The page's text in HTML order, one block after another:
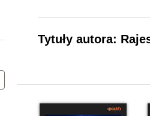
Tytuły autora: